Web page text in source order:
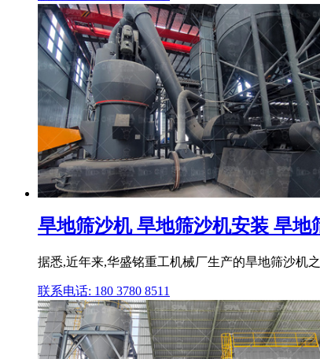
旱地筛沙机 旱地筛沙机安装 旱
据悉,近年来,华盛铭重工机械厂生产的旱地筛沙机
联系电话: 180 3780 8511